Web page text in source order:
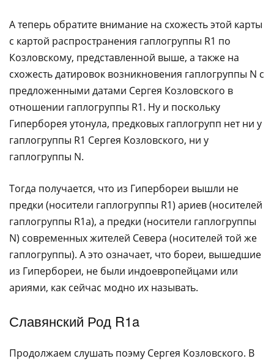
А теперь обратите внимание на схожесть этой карты
с картой распространения гаплогруппы R1 по
Козловскому, представленной выше, а также на
схожесть датировок возникновения гаплогруппы N с
предложенными датами Сергея Козловского в
отношении гаплогруппы R1. Ну и поскольку
Гиперборея утонула, предковых гаплогрупп нет ни у
гаплогруппы R1 Сергея Kозловского, ни у
гаплогруппы N.
Тогда получается, что из Гипербореи вышли не
предки (носители гаплогруппы R1) ариев (носителей
гаплогруппы R1а), а предки (носители гаплогруппы
N) современных жителей Севера (носителей той же
гаплогруппы). А это означает, что бореи, вышедшие
из Гипербореи, не были индоевропейцами или
ариями, как сейчас модно их называть.
Славянский Род R1a
Продолжаем слушать поэму Сергея Козловского. В